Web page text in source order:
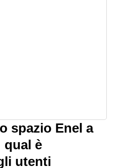
spazio Enel a
qual è
utenti